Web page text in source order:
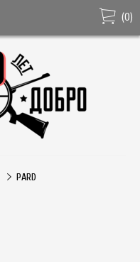
(0)
PARD